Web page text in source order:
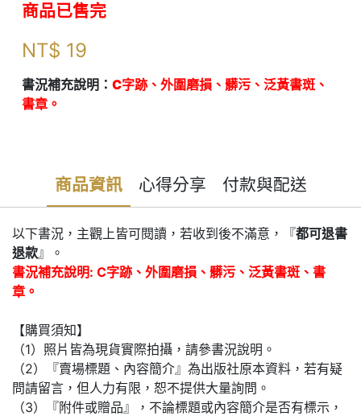
商品已售完
NT$ 19
書況補充說明： C字跡、外圍磨損、髒污、泛黃書斑、
書章。
商品資訊 心得分享 付款與配送
以下書況，主觀上皆可閱讀，若收到後不滿意，『都可退書
退款』。
書況補充說明: C字跡、外圍磨損、髒污、泛黃書斑、書
章。
【購買須知】
（1）照片皆為現貨實際拍攝，請參書況說明。
（2）『賣場標題、內容簡介』為出版社原本資料，若有疑
問請留言，但人力有限，恕不提供大量詢問。
（3）『附件或贈品』，不論標題或內容簡介是否有標示，